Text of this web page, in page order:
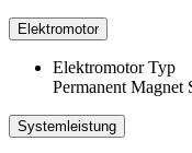
Elektromotor
Elektromotor Typ
Permanent Magnet
Systemleistung